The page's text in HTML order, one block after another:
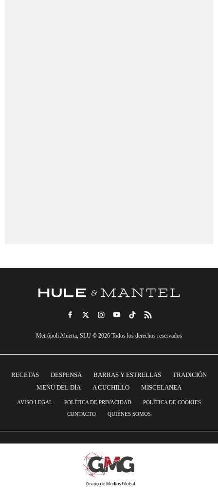
Metrópoli Abierta, SLU © 2026 Todos los derechos reservados
RECETAS DESPENSA BARRAS Y ESTRELLAS
TRADICIÓN
MENÚ DEL DÍA
A CUCHILLO MISCELANEA
AVISO LEGAL POLÍTICA DE PRIVACIDAD
POLÍTICA DE COOKIES
CONTACTO
QUIÉNES SOMOS